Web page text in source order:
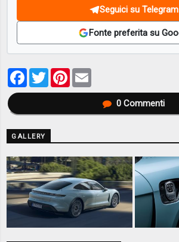
Seguici su Telegram
Fonte preferita su
Facebook
TwitterPinterest
0Commenti
GALLERY